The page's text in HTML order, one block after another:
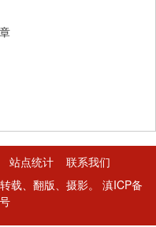
站点统计
联系我们
载、翻版、摄影。 滇ICP备